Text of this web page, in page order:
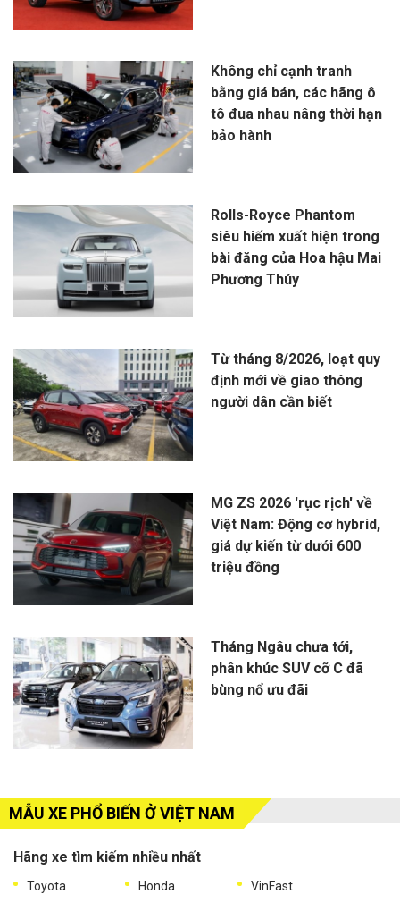
Không chỉ cạnh tranh
bằng giá bán, các hãng ô
tô đua nhau nâng thời hạn
bảo hành
Rolls-Royce Phantom
siêu hiếm xuất hiện trong
bài đăng của Hoa hậu Mai
Phương Thúy
Từ tháng 8/2026, loạt quy
định mới về giao thông
người dân cần biết
MG ZS 2026 'rục rịch' về
Việt Nam: Động cơ hybrid,
giá dự kiến từ dưới 600
triệu đồng
Tháng Ngâu chưa tới,
phân khúc SUV cỡ C đã
bùng nổ ưu đãi
MẪU XE PHỔ BIẾN Ở VIỆT NAM
Hãng xe tìm kiếm nhiều nhất
Toyota Honda VinFast